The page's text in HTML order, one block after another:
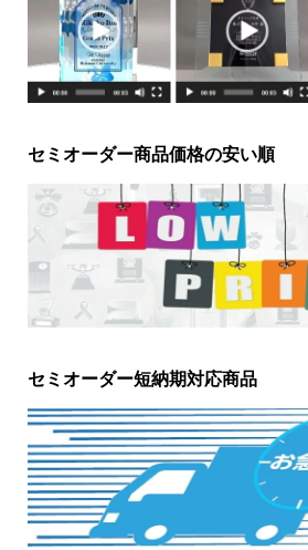
セミオーダー商品価格の安い順
セミオーダー短納期対応商品